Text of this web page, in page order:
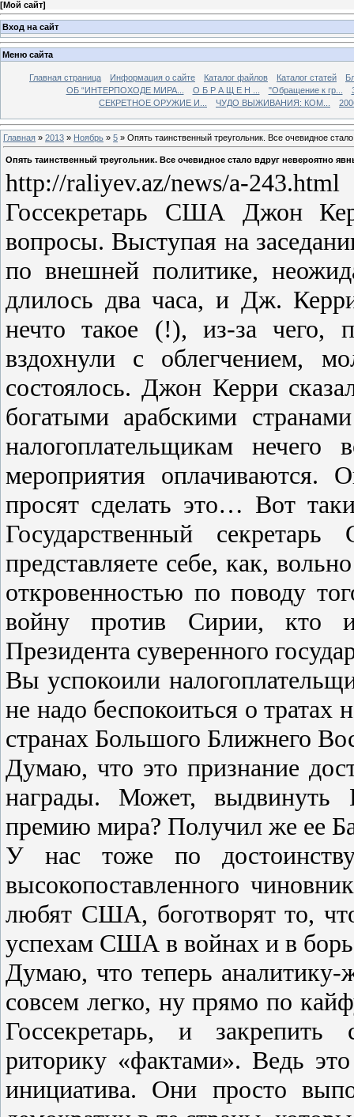
[Мой сайт]
Вход на сайт
Меню сайта
Главная страница Информация о сайте Каталог файлов Каталог статей
ОБ “ИНТЕРПОХОДЕ МИРА...
О Б Р А Щ Е Н ... "Обращение к гр...
СЕКРЕТНОЕ ОРУЖИЕ И...
ЧУДО ВЫЖИВАНИЯ: КОМ...
Главная » 2013 » Ноябрь » 5 » Опять таинственный треугольник. Все очевидное
Опять таинственный треугольник. Все очевидное стало вдруг невероятно
http://raliyev.az/news/a-243.html
Госсекретарь США Джон
вопросы. Выступая на
по внешней политике,
длилось два часа, и Дж.
нечто такое (!), из-за чего,
вздохнули с облегчением,
состоялось. Джон Керри
богатыми арабскими
налогоплательщикам
мероприятия
просят сделать это… Вот
Государственный
представляете себе, как,
откровенностью по поводу
войну против Сирии, кто
Президента суверенного
Вы успокоили
не надо беспокоиться о
странах Большого Ближнего
Думаю, что это признание
награды. Может, выдвинуть
премию мира? Получил же ее
У нас тоже по
высокопоставленного
любят США, боготворят то,
успехам США в войнах и в
Думаю, что теперь
совсем легко, ну прямо по
Госсекретарь, и закрепить
риторику «фактами». Ведь
инициатива. Они просто